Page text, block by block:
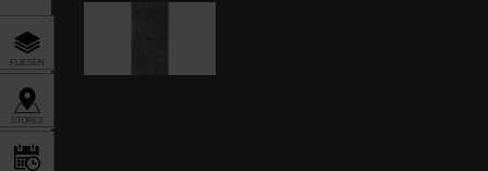
FLIESEN
STORES